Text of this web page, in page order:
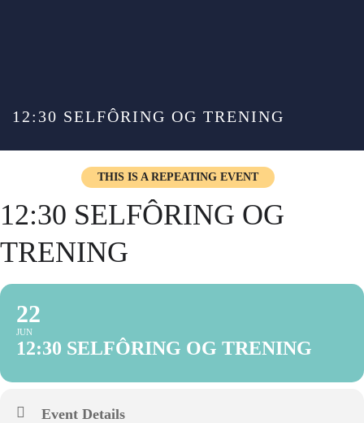
12:30 SELFÔRING OG TRENING
THIS IS A REPEATING EVENT
12:30 SELFÔRING OG
TRENING
22
JUN
12:30 SELFÔRING OG TRENING
Event Details